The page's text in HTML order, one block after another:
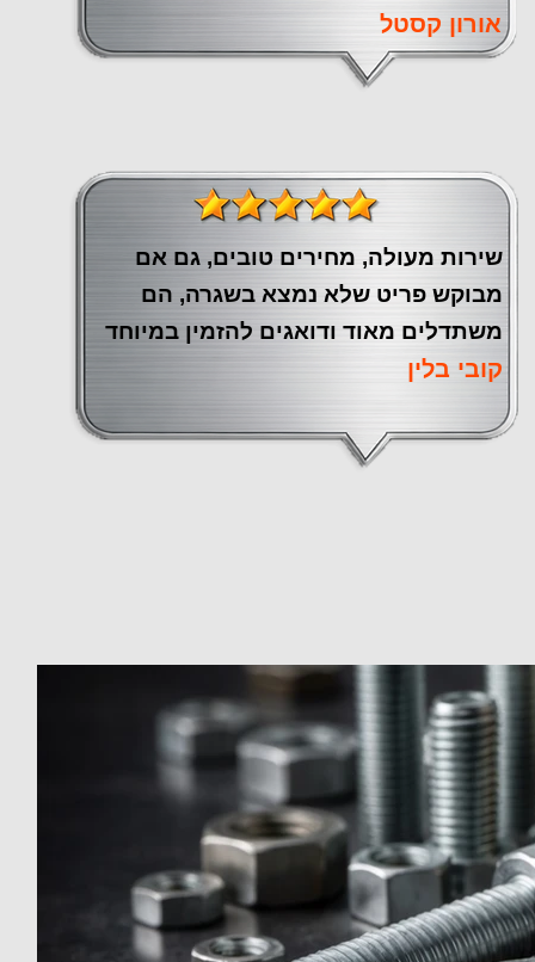
אורון קסטל
שירות מעולה, מחירים טובים, גם אם
מבוקש פריט שלא נמצא בשגרה, הם
משתדלים מאוד ודואגים להזמין במיוחד
קובי בלין